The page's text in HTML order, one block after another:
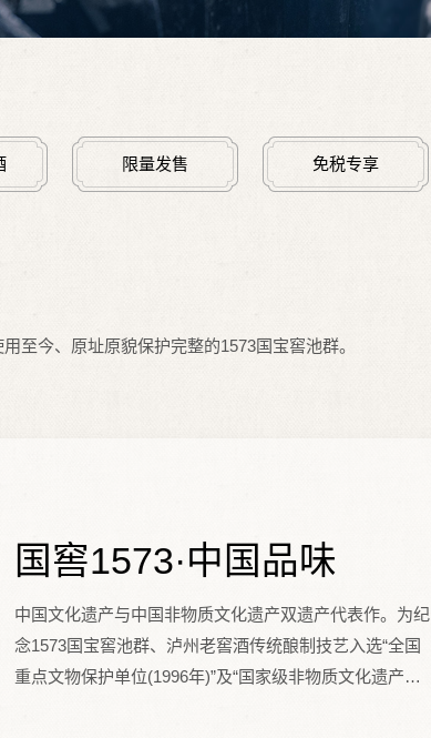
限量发售 免税专享
今、原址原貌保护完整的1573国宝窖池群。
国窖1573·中国品味
中国文化遗产与中国非物质文化遗产双遗产代表作。为纪
念1573国宝窖池群、泸州老窖酒传统酿制技艺入选“全国
重点文物保护单位(1996年)”及“国家级非物质文化遗产名